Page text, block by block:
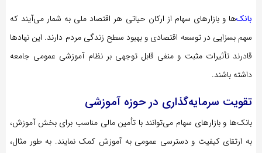
بانک‌ها و بازارهای سهام از ارکان حیاتی هر اقتصاد ملی به شمار می‌آیند که
سهم بسزایی در توسعه اقتصادی و بهبود سطح زندگی مردم دارند. این نهادها
قادرند تأثیرات مثبت و منفی قابل توجهی بر نظام آموزشی عمومی جامعه
داشته باشند.
تقویت سرمایه‌گذاری در حوزه آموزشی
بانک‌ها و بازارهای سهام می‌توانند با تأمین مالی مناسب برای بخش آموزش،
به ارتقای کیفیت و دسترسی عمومی به آموزش کمک نمایند. به طور مثال،